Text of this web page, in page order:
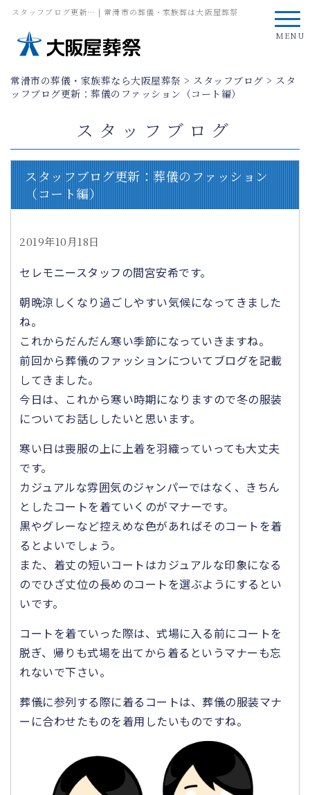
スタッフブログ更新… | 常滑市の葬儀・家族葬は大阪屋葬祭
MENU
常滑市の葬儀・家族葬なら大阪屋葬祭 > スタッフブログ > スタ
ッフブログ更新：葬儀のファッション（コート編）
スタッフブログ
スタッフブログ更新：葬儀のファッション
（コート編）
2019年10月18日
セレモニースタッフの間宮安希です。
朝晩涼しくなり過ごしやすい気候になってきました
ね。
これからだんだん寒い季節になっていきますね。
前回から葬儀のファッションについてブログを記載
してきました。
今日は、これから寒い時期になりますので冬の服装
についてお話ししたいと思います。
寒い日は喪服の上に上着を羽織っていっても大丈夫
です。
カジュアルな雰囲気のジャンパーではなく、きちん
としたコートを着ていくのがマナーです。
黒やグレーなど控えめな色があればそのコートを着
るとよいでしょう。
また、着丈の短いコートはカジュアルな印象になる
のでひざ丈位の長めのコートを選ぶようにするとい
いです。
コートを着ていった際は、式場に入る前にコートを
脱ぎ、帰りも式場を出てから着るというマナーも忘
れないで下さい。
葬儀に参列する際に着るコートは、葬儀の服装マナ
ーに合わせたものを着用したいものですね。